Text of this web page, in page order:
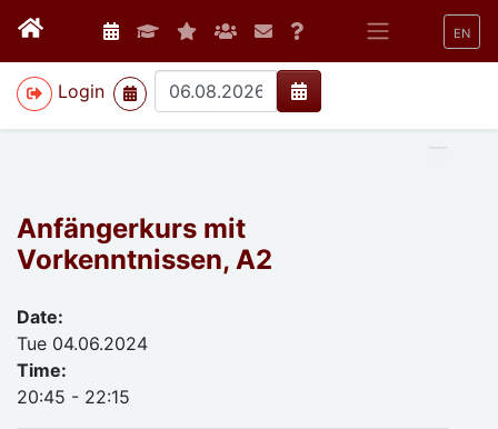
EN
Login
>
Anfängerkurs mit
Vorkenntnissen, A2
Date:
Tue 04.06.2024
Time:
20:45 - 22:15